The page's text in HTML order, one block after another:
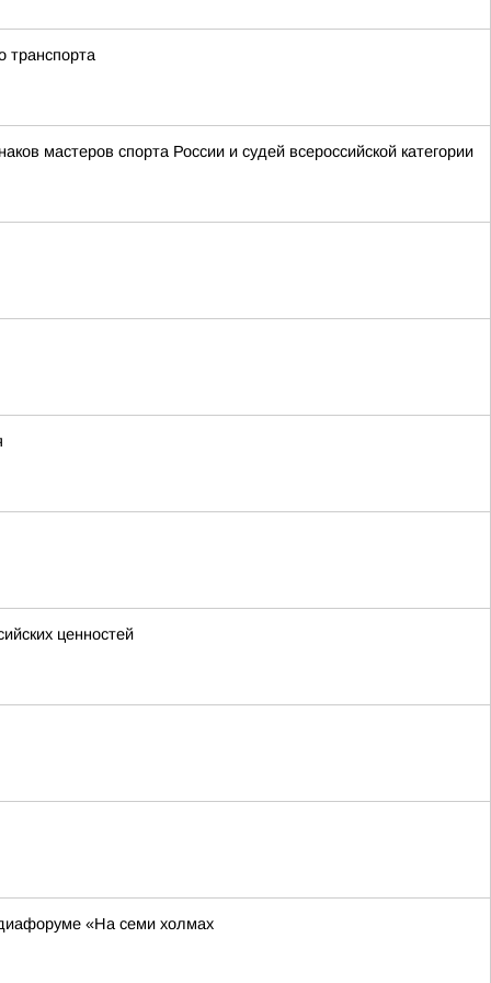
транспорта
мастеров спорта России и судей всероссийской категории
ценностей
«На семи холмах